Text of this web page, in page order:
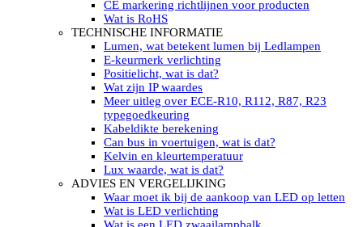
LED SIGNALISATIE
Led Flitsers
Werkverlichting met Led flitsers
Led zwaailampbalk
Led Multi zwaailampbalk
Led flitsbalk compact
Traffic Advisors
Led zwaailicht
Accessoires signalering
Led signalisatie in Subcategorieën
LED KOPLAMPEN GEKEURD
Led koplampen inbouw
Led koplampen opbouw
Led koplampen tractoren
Subcategorieën Led koplampen
LED ZOEKLICHT
CE markering richtlijnen voor producten
Wat is RoHS
TECHNISCHE INFORMATIE
Lumen, wat betekent lumen bij Ledlampen
E-keurmerk verlichting
Positielicht, wat is dat?
Wat zijn IP waardes
Meer uitleg over ECE-R10, R112, R87, R23
typegoedkeuring
Kabeldikte berekening
Can bus in voertuigen, wat is dat?
Kelvin en kleurtemperatuur
Lux waarde, wat is dat?
ADVIES EN VERGELIJKING
Waar moet ik bij de aankoop van LED op letten
Wat is LED verlichting